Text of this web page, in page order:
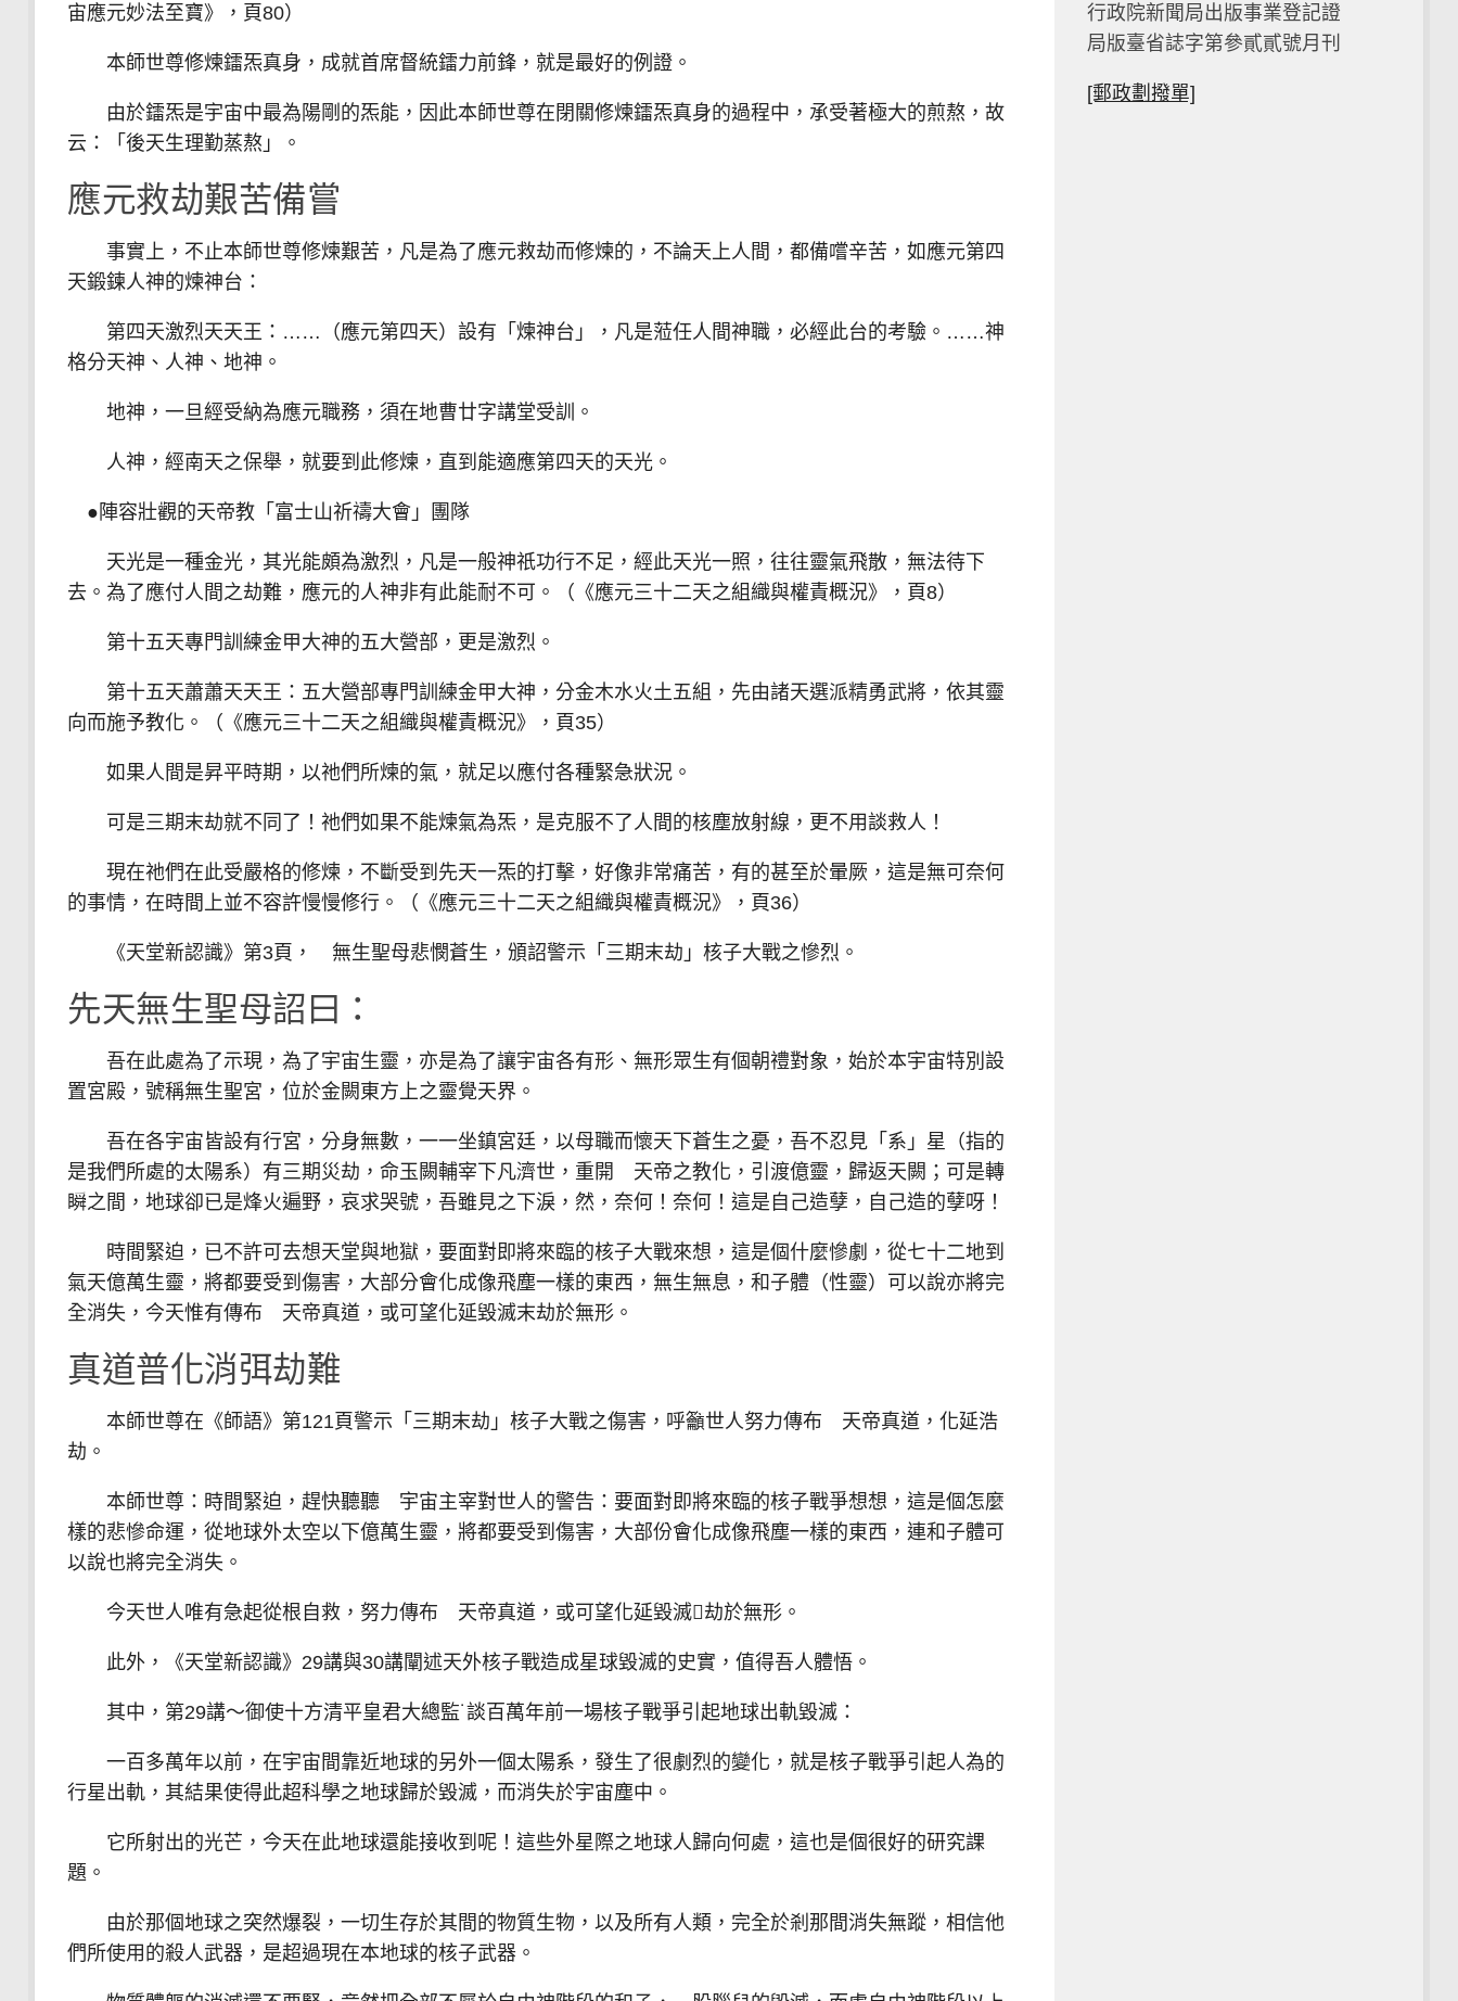
宙應元妙法至寶》，頁80）
本師世尊修煉鐳炁真身，成就首席督統鐳力前鋒，就是最好的例證。
由於鐳炁是宇宙中最為陽剛的炁能，因此本師世尊在閉關修煉鐳炁真身的過程中，承受著極大的煎熬，故
云：「後天生理勤蒸熬」。
應元救劫艱苦備嘗
事實上，不止本師世尊修煉艱苦，凡是為了應元救劫而修煉的，不論天上人間，都備嚐辛苦，如應元第四
天鍛鍊人神的煉神台：
第四天激烈天天王：……（應元第四天）設有「煉神台」，凡是蒞任人間神職，必經此台的考驗。……神
格分天神、人神、地神。
地神，一旦經受納為應元職務，須在地曹廿字講堂受訓。
人神，經南天之保舉，就要到此修煉，直到能適應第四天的天光。
●陣容壯觀的天帝教「富士山祈禱大會」團隊
天光是一種金光，其光能頗為激烈，凡是一般神祇功行不足，經此天光一照，往往靈氣飛散，無法待下
去。為了應付人間之劫難，應元的人神非有此能耐不可。（《應元三十二天之組織與權責概況》，頁8）
第十五天專門訓練金甲大神的五大營部，更是激烈。
第十五天蕭蕭天天王：五大營部專門訓練金甲大神，分金木水火土五組，先由諸天選派精勇武將，依其靈
向而施予教化。（《應元三十二天之組織與權責概況》，頁35）
如果人間是昇平時期，以祂們所煉的氣，就足以應付各種緊急狀況。
可是三期末劫就不同了！祂們如果不能煉氣為炁，是克服不了人間的核塵放射線，更不用談救人！
現在祂們在此受嚴格的修煉，不斷受到先天一炁的打擊，好像非常痛苦，有的甚至於暈厥，這是無可奈何
的事情，在時間上並不容許慢慢修行。（《應元三十二天之組織與權責概況》，頁36）
《天堂新認識》第3頁， 無生聖母悲憫蒼生，頒詔警示「三期末劫」核子大戰之慘烈。
先天無生聖母詔曰：
吾在此處為了示現，為了宇宙生靈，亦是為了讓宇宙各有形、無形眾生有個朝禮對象，始於本宇宙特別設
置宮殿，號稱無生聖宮，位於金闕東方上之靈覺天界。
吾在各宇宙皆設有行宮，分身無數，一一坐鎮宮廷，以母職而懷天下蒼生之憂，吾不忍見「系」星（指的
是我們所處的太陽系）有三期災劫，命玉闕輔宰下凡濟世，重開 天帝之教化，引渡億靈，歸返天闕；可是轉
瞬之間，地球卻已是烽火遍野，哀求哭號，吾雖見之下淚，然，奈何！奈何！這是自己造孽，自己造的孽呀！
時間緊迫，已不許可去想天堂與地獄，要面對即將來臨的核子大戰來想，這是個什麼慘劇，從七十二地到
氣天億萬生靈，將都要受到傷害，大部分會化成像飛塵一樣的東西，無生無息，和子體（性靈）可以說亦將完
全消失，今天惟有傳布 天帝真道，或可望化延毀滅末劫於無形。
真道普化消弭劫難
本師世尊在《師語》第121頁警示「三期末劫」核子大戰之傷害，呼籲世人努力傳布 天帝真道，化延浩
劫。
本師世尊：時間緊迫，趕快聽聽 宇宙主宰對世人的警告：要面對即將來臨的核子戰爭想想，這是個怎麼
樣的悲慘命運，從地球外太空以下億萬生靈，將都要受到傷害，大部份會化成像飛塵一樣的東西，連和子體可
以說也將完全消失。
今天世人唯有急起從根自救，努力傳布 天帝真道，或可望化延毀滅劫於無形。
此外，《天堂新認識》29講與30講闡述天外核子戰造成星球毀滅的史實，值得吾人體悟。
其中，第29講～御使十方清平皇君大總監˙談百萬年前一場核子戰爭引起地球出軌毀滅：
一百多萬年以前，在宇宙間靠近地球的另外一個太陽系，發生了很劇烈的變化，就是核子戰爭引起人為的
行星出軌，其結果使得此超科學之地球歸於毀滅，而消失於宇宙塵中。
它所射出的光芒，今天在此地球還能接收到呢！這些外星際之地球人歸向何處，這也是個很好的研究課
題。
由於那個地球之突然爆裂，一切生存於其間的物質生物，以及所有人類，完全於剎那間消失無蹤，相信他
們所使用的殺人武器，是超過現在本地球的核子武器。
行政院新聞局出版事業登記證
局版臺省誌字第參貳貳號月刊
[郵政劃撥單]